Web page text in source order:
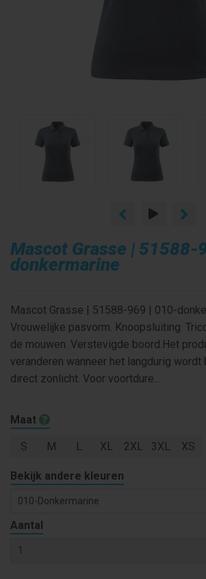
Mascot Grasse | 51588-
donkermarine
Mascot Grasse | 51588-969 | 010-
Vrouwelijke pasvorm. Knoopsluiting.
de mouwen. Verstevigde boord.Het
veranderen wanneer het langdurig
direct zonlicht. Voor voortdure...
Maat
S M L XL 2XL 3XL XS
Bekijk andere kleuren
010-Donkermarine
Aantal